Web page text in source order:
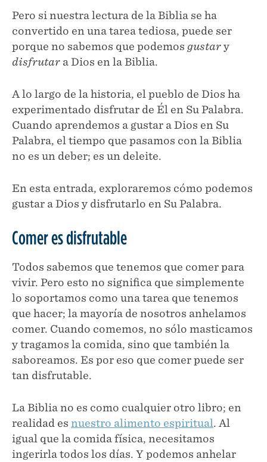
Pero si nuestra lectura de la Biblia se ha
convertido en una tarea tediosa, puede ser
porque no sabemos que podemos gustary
disfrutar a Dios en la Biblia.
A lo largo de la historia, el pueblo de Dios ha
experimentado disfrutar de Él en Su Palabra.
Cuando aprendemos a gustar a Dios en Su
Palabra, el tiempo que pasamos con la Biblia
no es un deber; es un deleite.
En esta entrada, exploraremos cómo podemos
gustar a Dios y disfrutarlo en Su Palabra.
Comer es disfrutable
Todos sabemos que tenemos que comer para
vivir. Pero esto no significa que simplemente
lo soportamos como una tarea que tenemos
que hacer; la mayoría de nosotros anhelamos
comer. Cuando comemos, no sólo masticamos
y tragamos la comida, sino que también la
saboreamos. Es por eso que comer puede ser
tan disfrutable.
La Biblia no es como cualquier otro libro; en
realidad es nuestro alimento espiritual. Al
igual que la comida física, necesitamos
ingerirla todos los días. Y podemos anhelar